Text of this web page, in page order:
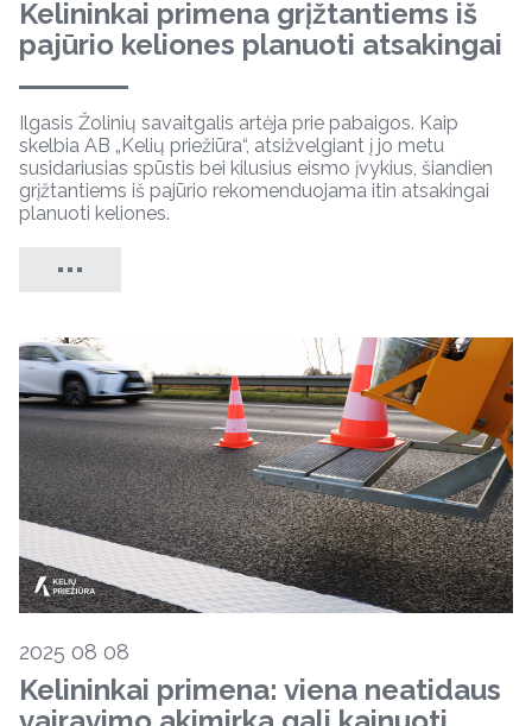
Kelininkai primena grįžtantiems iš
pajūrio keliones planuoti atsakingai
Ilgasis Žolinių savaitgalis artėja prie pabaigos. Kaip
skelbia AB „Kelių priežiūra“, atsižvelgiant į jo metu
susidariusias spūstis bei kilusius eismo įvykius, šiandien
grįžtantiems iš pajūrio rekomenduojama itin atsakingai
planuoti keliones.
2025 08 08
Kelininkai primena: viena neatidaus